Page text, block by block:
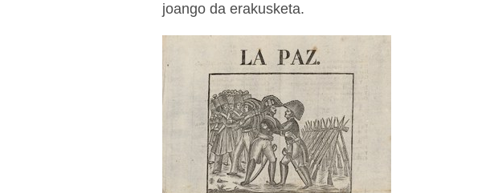
joango da erakusketa.